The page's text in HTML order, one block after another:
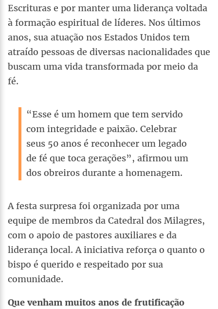
Escrituras e por manter uma liderança voltada
à formação espiritual de líderes. Nos últimos
anos, sua atuação nos Estados Unidos tem
atraído pessoas de diversas nacionalidades que
buscam uma vida transformada por meio da
fé.
“Esse é um homem que tem servido
com integridade e paixão. Celebrar
seus 50 anos é reconhecer um legado
de fé que toca gerações”, afirmou um
dos obreiros durante a homenagem.
A festa surpresa foi organizada por uma
equipe de membros da Catedral dos Milagres,
com o apoio de pastores auxiliares e da
liderança local. A iniciativa reforça o quanto o
bispo é querido e respeitado por sua
comunidade.
Que venham muitos anos de frutificação